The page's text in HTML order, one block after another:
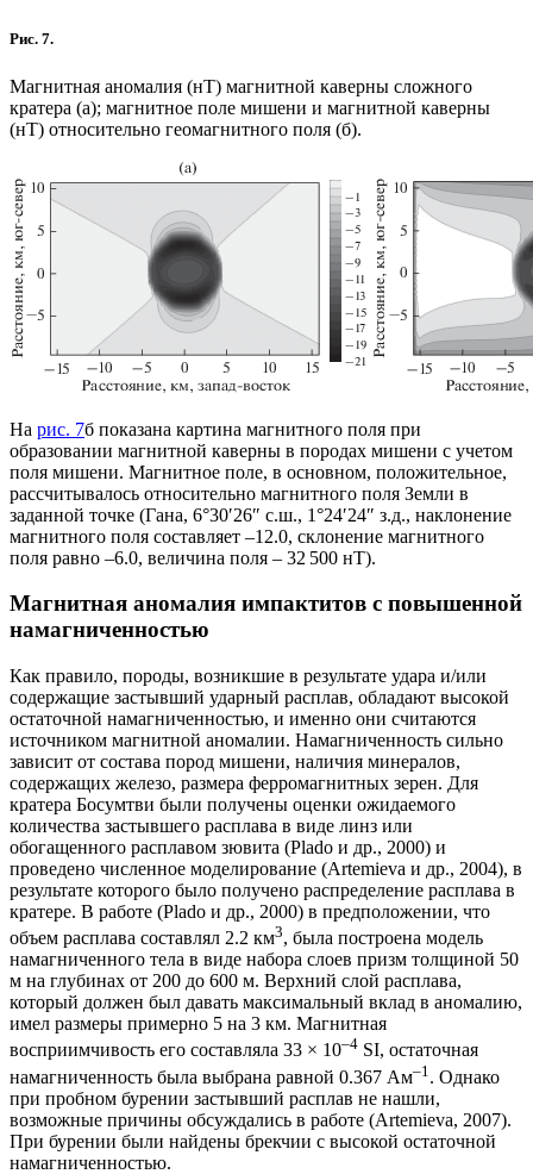
Рис. 7.
Магнитная аномалия (нТ) магнитной каверны сложного
кратера (а); магнитное поле мишени и магнитной каверны
(нТ) относительно геомагнитного поля (б).
На рис. 7б показана картина магнитного поля при
образовании магнитной каверны в породах мишени с учетом
поля мишени. Магнитное поле, в основном, положительное,
рассчитывалось относительно магнитного поля Земли в
заданной точке (Гана, 6°30′26″ с.ш., 1°24′24″ з.д., наклонение
магнитного поля составляет –12.0, склонение магнитного
поля равно –6.0, величина поля – 32 500 нТ).
Магнитная аномалия импактитов с повышенной
намагниченностью
Как правило, породы, возникшие в результате удара и/или
содержащие застывший ударный расплав, обладают высокой
остаточной намагниченностью, и именно они считаются
источником магнитной аномалии. Намагниченность сильно
зависит от состава пород мишени, наличия минералов,
содержащих железо, размера ферромагнитных зерен. Для
кратера Босумтви были получены оценки ожидаемого
количества застывшего расплава в виде линз или
обогащенного расплавом зювита (Plado и др., 2000) и
проведено численное моделирование (Artemieva и др., 2004), в
результате которого было получено распределение расплава в
кратере. В работе (Plado и др., 2000) в предположении, что
объем расплава составлял 2.2 км3, была построена модель
намагниченного тела в виде набора слоев призм толщиной 50
м на глубинах от 200 до 600 м. Верхний слой расплава,
который должен был давать максимальный вклад в аномалию,
имел размеры примерно 5 на 3 км. Магнитная
восприимчивость его составляла 33 × 10–4 SI, остаточная
намагниченность была выбрана равной 0.367 Ам–1 . Однако
при пробном бурении застывший расплав не нашли,
возможные причины обсуждались в работе (Artemieva, 2007).
При бурении были найдены брекчии с высокой остаточной
намагниченностью.